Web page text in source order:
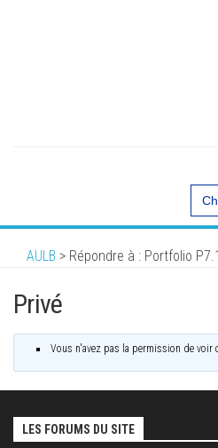
for:
AULB > Répondre à : Portfolio
Privé
Vous n'avez pas la permission de voir
LES FORUMS DU SITE